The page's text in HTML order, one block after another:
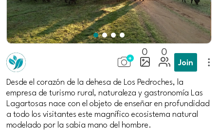
0 0
Join
Desde el corazón de la dehesa de Los Pedroches, la
empresa de turismo rural, naturaleza y gastronomía Las
Lagartosas nace con el objeto de enseñar en profundidad
a todo los visitantes este magnífico ecosistema natural
modelado por la sabia mano del hombre.